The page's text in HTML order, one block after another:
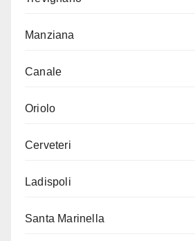
Manziana
Canale
Oriolo
Cerveteri
Ladispoli
Santa Marinella